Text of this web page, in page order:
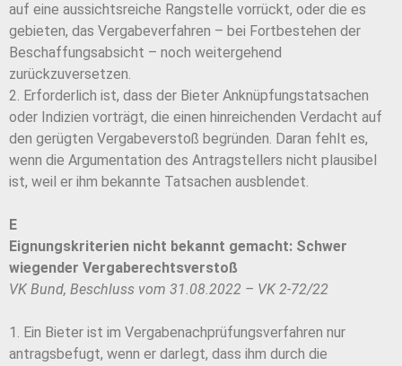
auf eine aussichtsreiche Rangstelle vorrückt, oder die es
gebieten, das Vergabeverfahren – bei Fortbestehen der
Beschaffungsabsicht – noch weitergehend
zurückzuversetzen.
2. Erforderlich ist, dass der Bieter Anknüpfungstatsachen
oder Indizien vorträgt, die einen hinreichenden Verdacht auf
den gerügten Vergabeverstoß begründen. Daran fehlt es,
wenn die Argumentation des Antragstellers nicht plausibel
ist, weil er ihm bekannte Tatsachen ausblendet.
E
Eignungskriterien nicht bekannt gemacht: Schwer
wiegender Vergaberechtsverstoß
VK Bund, Beschluss vom 31.08.2022 – VK 2-72/22
1. Ein Bieter ist im Vergabenachprüfungsverfahren nur
antragsbefugt, wenn er darlegt, dass ihm durch die